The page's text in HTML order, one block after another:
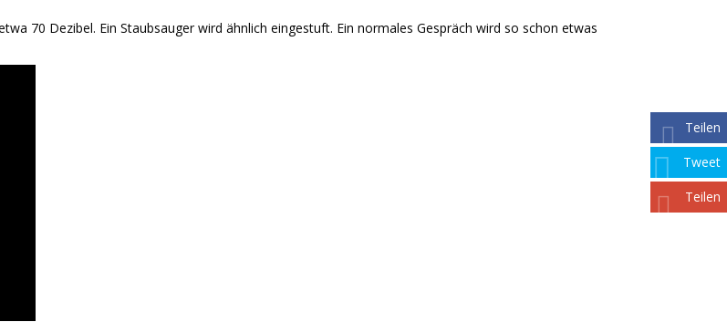
Teilen
Tweet
Teilen
70 Dezibel. Ein Staubsauger wird ähnlich eingestuft. Ein normales Gespräch wird so schon etwas